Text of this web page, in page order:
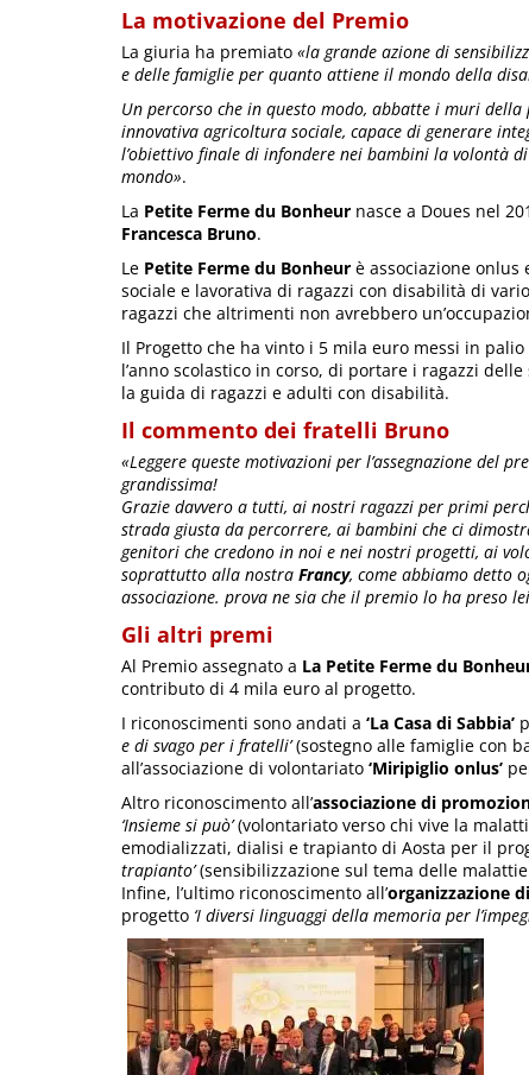
La motivazione del Premio
La giuria ha premiato «la grande azione di
e delle famiglie per quanto attiene il mondo della
Un percorso che in questo modo, abbatte i muri
innovativa agricoltura sociale, capace di generare
l’obiettivo finale di infondere nei bambini la volontà
mondo».
La Petite Ferme du Bonheur nasce a Doues nel
Francesca Bruno.
Le Petite Ferme du Bonheur è associazione onlus
sociale e lavorativa di ragazzi con disabilità di
ragazzi che altrimenti non avrebbero
Il Progetto che ha vinto i 5 mila euro messi in
l’anno scolastico in corso, di portare i ragazzi
la guida di ragazzi e adulti con disabilità.
Il commento dei fratelli Bruno
«Leggere queste motivazioni per l’assegnazione del
grandissima!
Grazie davvero a tutti, ai nostri ragazzi per primi
strada giusta da percorrere, ai bambini che ci
genitori che credono in noi e nei nostri progetti, ai
soprattutto alla nostra Francy, come abbiamo detto
associazione. prova ne sia che il premio lo ha preso
Gli altri premi
Al Premio assegnato a La Petite Ferme du
contributo di 4 mila euro al progetto.
I riconoscimenti sono andati a ‘La Casa di Sabbia’
e di svago per i fratelli’(sostegno alle famiglie con
all’associazione di volontariato ‘Miripiglio onlus’
Altro riconoscimento all’associazione di
‘Insieme si può’(volontariato verso chi vive la
emodializzati, dialisi e trapianto di Aosta per il
trapianto’(sensibilizzazione sul tema delle
Infine, l’ultimo riconoscimento all’organizzazione
progetto ‘I diversi linguaggi della memoria per